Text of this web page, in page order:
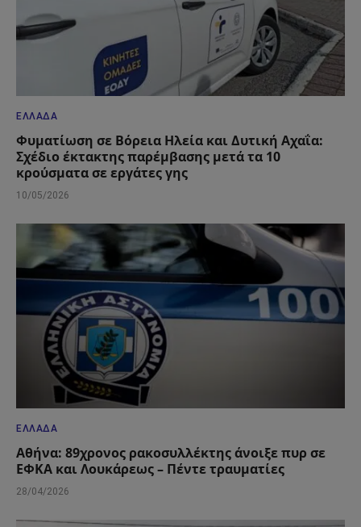
ΕΛΛΆΔΑ
Φυματίωση σε Βόρεια Ηλεία και Δυτική Αχαΐα:
Σχέδιο έκτακτης παρέμβασης μετά τα 10
κρούσματα σε εργάτες γης
10/05/2026
ΕΛΛΆΔΑ
Αθήνα: 89χρονος ρακοσυλλέκτης άνοιξε πυρ σε
ΕΦΚΑ και Λουκάρεως – Πέντε τραυματίες
28/04/2026